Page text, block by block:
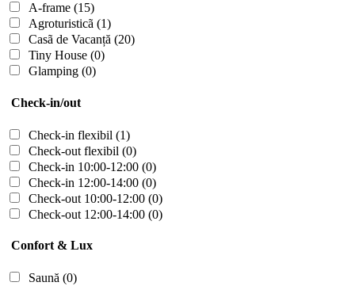
A-frame (15)
Agroturisticã (1)
Casã de Vacanță (20)
Tiny House (0)
Glamping (0)
Check-in/out
Check-in flexibil (1)
Check-out flexibil (0)
Check-in 10:00-12:00 (0)
Check-in 12:00-14:00 (0)
Check-out 10:00-12:00 (0)
Check-out 12:00-14:00 (0)
Confort & Lux
Saună (0)